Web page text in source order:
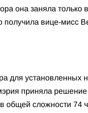
она заняла
вице-мисс
для установленных
приняла
общей сложности